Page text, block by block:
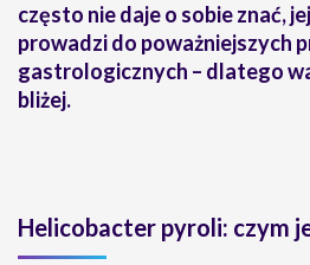
często nie daje o sobie znać,
prowadzi do poważniejszych
gastrologicznych – dlatego
bliżej.
Helicobacter pyroli: czym